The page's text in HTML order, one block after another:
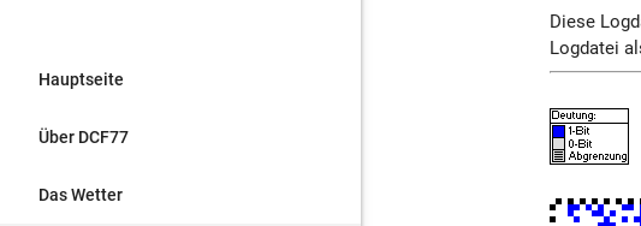
Hauptseite
Über DCF77
Das Wetter
Diese
Logdatei